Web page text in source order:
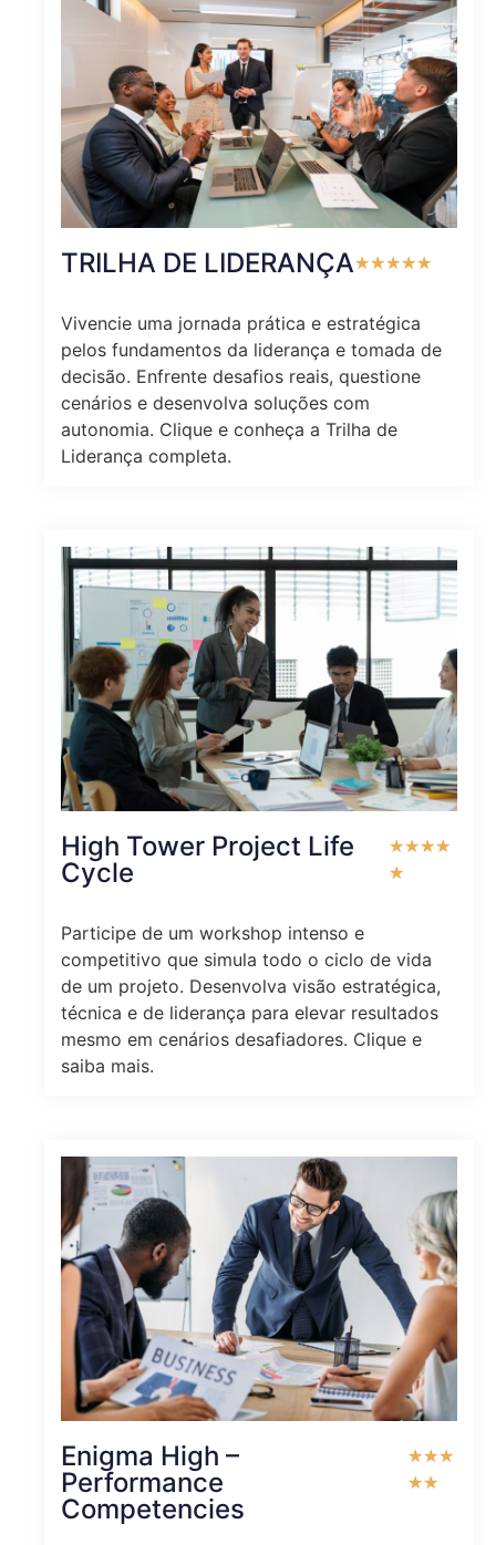
TRILHA DE LIDERANÇA★★★★★
Vivencie uma jornada prática e estratégica
pelos fundamentos da liderança e tomada de
decisão. Enfrente desafios reais, questione
cenários e desenvolva soluções com
autonomia. Clique e conheça a Trilha de
Liderança completa.
High Tower Project Life
Cycle
★★★★
★
Participe de um workshop intenso e
competitivo que simula todo o ciclo de vida
de um projeto. Desenvolva visão estratégica,
técnica e de liderança para elevar resultados
mesmo em cenários desafiadores. Clique e
saiba mais.
Enigma High –
Performance
Competencies
★★★
★★